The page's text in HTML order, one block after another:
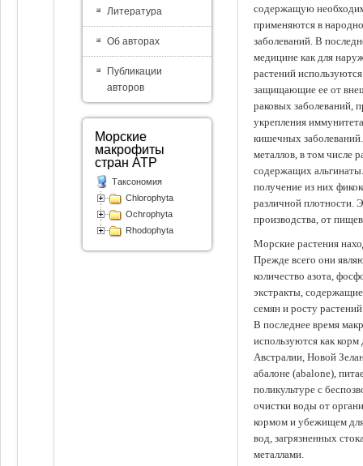
содержащую
применяются в
заболеваний. В
медицине как для
растений
защищающие ее от
раковых заболеваний,
укрепления
кишечных
металлов, в том числе
содержащих
получение из них
различной плотности.
производства, от
Морские растения
Прежде всего они
количество азота,
экстракты,
семян и росту
В последнее время
используются как
Австралии, Новой
абалоне (abalone),
поликультуре с
очистки воды от
кормом и убежищем
вод, загрязненных
металлами.
Литература
Об авторах
Публикации
авторов
Морские
макрофиты
стран АТР
Таксономия
Chlorophyta
Ochrophyta
Rhodophyta